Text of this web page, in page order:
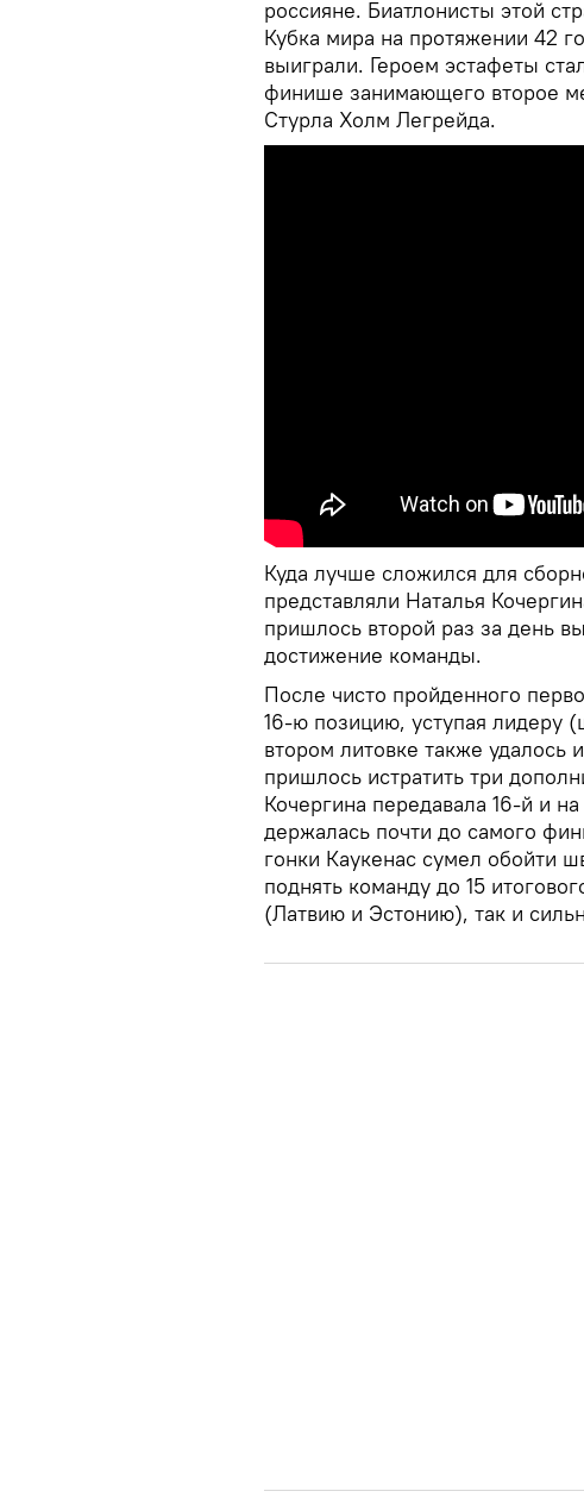
россияне. Биатлонисты этой
Кубка мира на протяжении 42
выиграли. Героем эстафеты
финише занимающего второе
Стурла Холм Легрейда.
Куда лучше сложился для
представляли Наталья
пришлось второй раз за день
достижение команды.
После чисто пройденного
16-ю позицию, уступая лидеру
втором литовке также удалось
пришлось истратить три
Кочергина передавала 16-й и
держалась почти до самого
гонки Каукенас сумел обойти
поднять команду до 15
(Латвию и Эстонию), так и